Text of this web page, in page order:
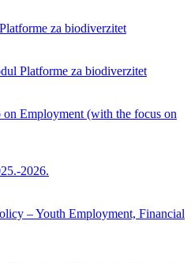
za biodiverzitet
Platforme za biodiverzitet
Employment (with the focus on
2026.
– Youth Employment, Financial